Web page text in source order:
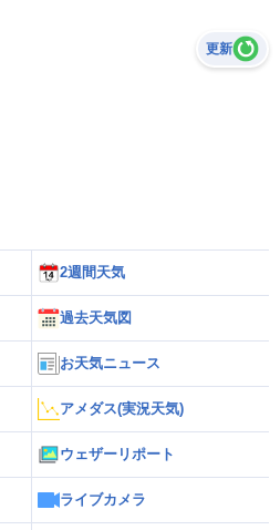
更新
2週間天気
過去天気図
お天気ニュース
アメダス(実況天気)
ウェザーリポート
ライブカメラ